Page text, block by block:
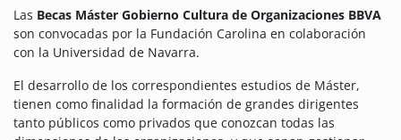
Las Becas Máster Gobierno Cultura de Organizaciones BBVA
son convocadas por la Fundación Carolina en colaboración
con la Universidad de Navarra.
El desarrollo de los correspondientes estudios de Máster,
tienen como finalidad la formación de grandes dirigentes
tanto públicos como privados que conozcan todas las